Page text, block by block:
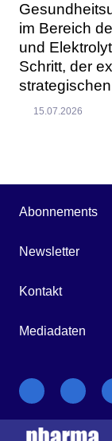
im Bereich
und
Schritt, der
15.07.2026
Abonnements
Newsletter
Kontakt
Mediadaten